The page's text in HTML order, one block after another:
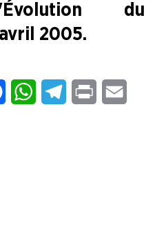
du
2005.
FacebookWhatsAppTelegram
Print